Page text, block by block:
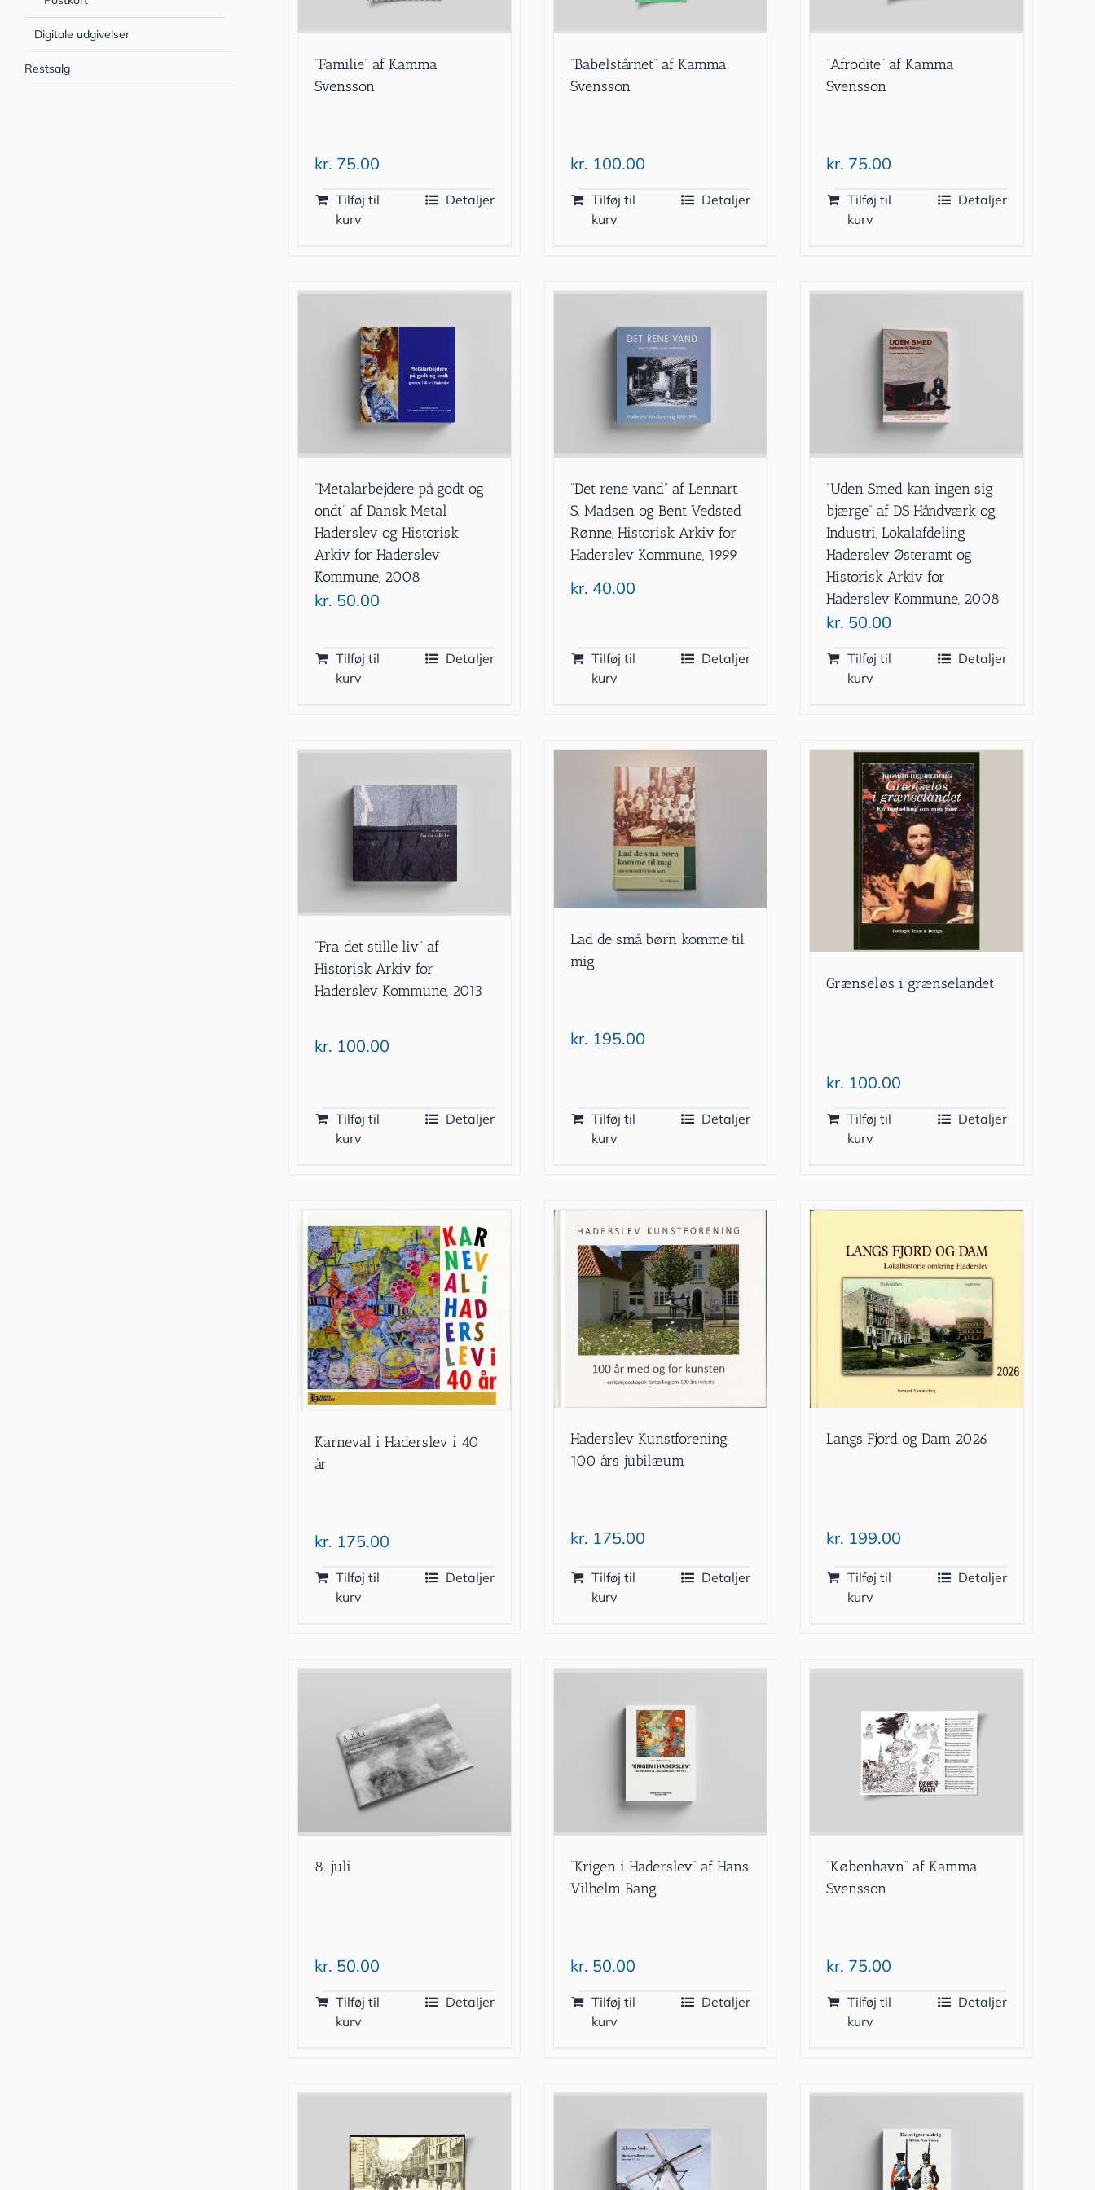
”Familie” af Kamma
Svensson
kr. 75.00
Tilføj til
kurv
Detaljer
”Babelstårnet” af Kamma
Svensson
kr. 100.00
Tilføj til
kurv
Detaljer
”Afrodite” af Kamma
Svensson
kr. 75.00
Tilføj til
kurv
Detaljer
”Metalarbejdere på godt og
ondt” af Dansk Metal
Haderslev og Historisk
Arkiv for Haderslev
Kommune, 2008
kr. 50.00
Tilføj til
kurv
Detaljer
”Det rene vand” af Lennart
S. Madsen og Bent Vedsted
Rønne, Historisk Arkiv for
Haderslev Kommune, 1999
kr. 40.00
Tilføj til
kurv
Detaljer
”Uden Smed kan ingen sig
bjærge” af DS Håndværk og
Industri, Lokalafdeling
Haderslev Østeramt og
Historisk Arkiv for
Haderslev Kommune, 2008
kr. 50.00
Tilføj til
kurv
Detaljer
”Fra det stille liv” af
Historisk Arkiv for
Haderslev Kommune, 2013
kr. 100.00
Tilføj til
kurv
Detaljer
Lad de små børn komme til
mig
kr. 195.00
Tilføj til
kurv
Detaljer
Grænseløs i grænselandet
kr. 100.00
Tilføj til
kurv
Detaljer
Karneval i Haderslev i 40
år
kr. 175.00
Tilføj til
kurv
Detaljer
Haderslev Kunstforening
100 års jubilæum
kr. 175.00
Tilføj til
kurv
Detaljer
Langs Fjord og Dam 2026
kr. 199.00
Tilføj til
kurv
Detaljer
8. juli
kr. 50.00
Tilføj til
kurv
Detaljer
“Krigen i Haderslev” af Hans
Vilhelm Bang
kr. 50.00
Tilføj til
kurv
Detaljer
”København” af Kamma
Svensson
kr. 75.00
Tilføj til
kurv
Detaljer
Digitale udgivelser
Restsalg